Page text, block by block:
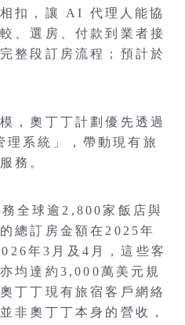
扣，讓 AI 代理人能協
、選房、付款到業者接
整段訂房流程；預計於
，奧丁丁計劃優先透過
理系統」，帶動現有旅
務。
全球逾2,800家飯店與
總訂房金額在2025年
年3月及4月，這些客
均達約3,000萬美元規
丁丁現有旅宿客戶網絡
非奧丁丁本身的營收，